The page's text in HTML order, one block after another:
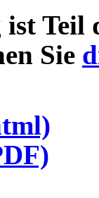
Teil
Sie